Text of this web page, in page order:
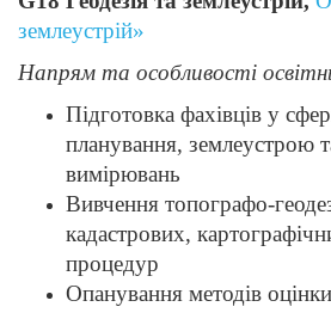
землеустрій»
Напрям та особливості
Підготовка фахівців у
планування, землеустрою
вимірювань
Вивчення топографо-
кадастрових,
процедур
Опанування методів